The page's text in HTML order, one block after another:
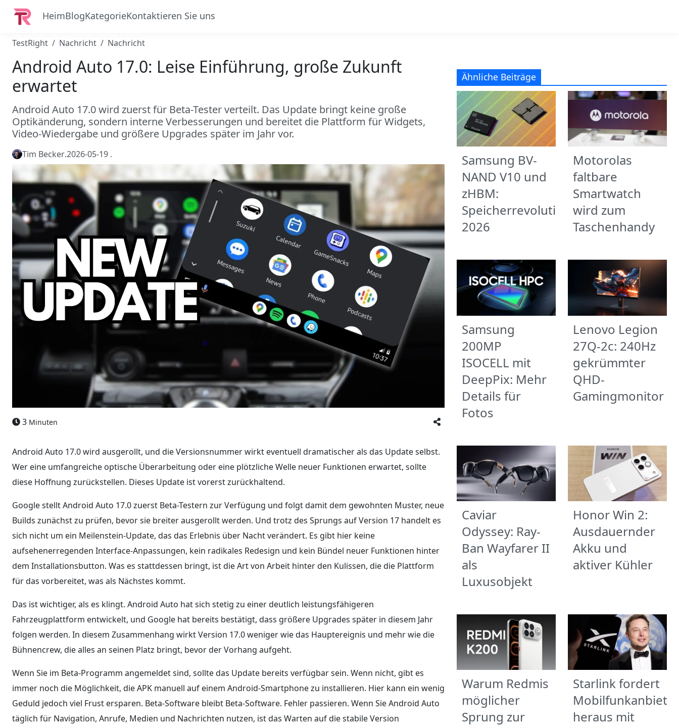
HeimBlogKategorieKontaktieren Sie uns
TestRight Nachricht Nachricht
Android Auto 17.0: Leise Einführung, große Zukunft
erwartet
Android Auto 17.0 wird zuerst für Beta-Tester verteilt. Das Update bringt keine große
Optikänderung, sondern interne Verbesserungen und bereitet die Plattform für Widgets,
Video-Wiedergabe und größere Upgrades später im Jahr vor.
Tim Becker.2026-05-19 .
3 Minuten
Android Auto 17.0 wird ausgerollt, und die Versionsnummer wirkt eventuell dramatischer als das Update selbst.
Wer eine umfangreiche optische Überarbeitung oder eine plötzliche Welle neuer Funktionen erwartet, sollte
diese Hoffnung zurückstellen. Dieses Update ist vorerst zurückhaltend.
Google stellt Android Auto 17.0 zuerst Beta-Testern zur Verfügung und folgt damit dem gewohnten Muster, neue
Builds zunächst zu prüfen, bevor sie breiter ausgerollt werden. Und trotz des Sprungs auf Version 17 handelt es
sich nicht um ein Meilenstein-Update, das das Erlebnis über Nacht verändert. Es gibt hier keine
aufsehenerregenden Interface-Anpassungen, kein radikales Redesign und kein Bündel neuer Funktionen hinter
dem Installationsbutton. Was es stattdessen bringt, ist die Art von Arbeit hinter den Kulissen, die die Plattform
für das vorbereitet, was als Nächstes kommt.
Das ist wichtiger, als es klingt. Android Auto hat sich stetig zu einer deutlich leistungsfähigeren
Fahrzeugplattform entwickelt, und Google hat bereits bestätigt, dass größere Upgrades später in diesem Jahr
folgen werden. In diesem Zusammenhang wirkt Version 17.0 weniger wie das Hauptereignis und mehr wie die
Bühnencrew, die alles an seinen Platz bringt, bevor der Vorhang aufgeht.
Wenn Sie im Beta-Programm angemeldet sind, sollte das Update bereits verfügbar sein. Wenn nicht, gibt es
immer noch die Möglichkeit, die APK manuell auf einem Android-Smartphone zu installieren. Hier kann ein wenig
Geduld jedoch viel Frust ersparen. Beta-Software bleibt Beta-Software. Fehler passieren. Wenn Sie Android Auto
täglich für Navigation, Anrufe, Medien und Nachrichten nutzen, ist das Warten auf die stabile Version
Ähnliche Beiträge
Samsung BV-
NAND V10 und
zHBM:
Speicherrevolution
2026
Motorolas
faltbare
Smartwatch
wird zum
Taschenhandy
Samsung
200MP
ISOCELL mit
DeepPix: Mehr
Details für
Fotos
Lenovo Legion
27Q-2c: 240Hz
gekrümmter
QHD-
Gamingmonitor
Caviar
Odyssey: Ray-
Ban Wayfarer II
als
Luxusobjekt
Honor Win 2:
Ausdauernder
Akku und
aktiver Kühler
Warum Redmis
möglicher
Sprung zur
Starlink fordert
Mobilfunkanbieter
heraus mit